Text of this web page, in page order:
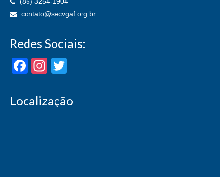
Convenções Coletivas
Guia do Associado
Homologações on-line
FIQUE POR DENTRO!
contato@secvgaf.org.br
Redes Sociais:
Facebook
Instagram
Localização